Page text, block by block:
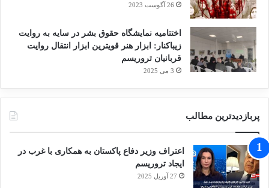
26 آگوست 2023
اختتامیه نمایشگاه حقوق بشر در سایه به روایت
زیباکنار: ابزار هنر قویترین ابزار انتقال روایت
قربانیان تروریسم
3 می 2025
پربازدیدترین مطالب
اعتراف وزیر دفاع پاکستان به همکاری با غرب در
ایجاد تروریسم
27 آوریل 2025